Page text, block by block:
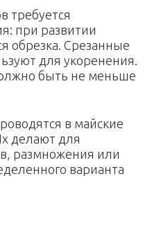
требуется
при развитии
обрезка. Срезанные
для укоренения.
быть не меньше
в майские
делают для
размножения или
варианта